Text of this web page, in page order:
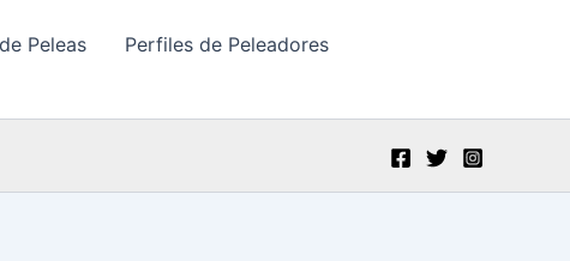
Peleas
Perfiles de Peleadores